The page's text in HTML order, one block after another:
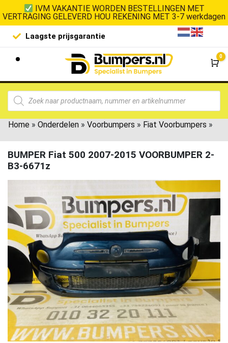
IVM VAKANTIE WORDEN BESTELLINGEN MET
VERTRAGING GELEVERD HOU REKENING MET 3-7 werkdagen
Laagste prijsgarantie De
0
Home » Onderdelen » Voorbumpers » Fiat Voorbumpers »
BUMPER Fiat 500 2007-2015 VOORBUMPER 2-
B3-6671z